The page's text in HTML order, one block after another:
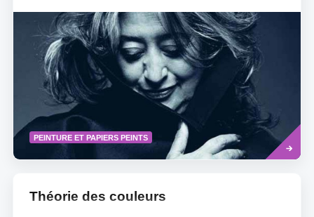
PEINTURE ET PAPIERS PEINTS
Read
more
Théorie des couleurs